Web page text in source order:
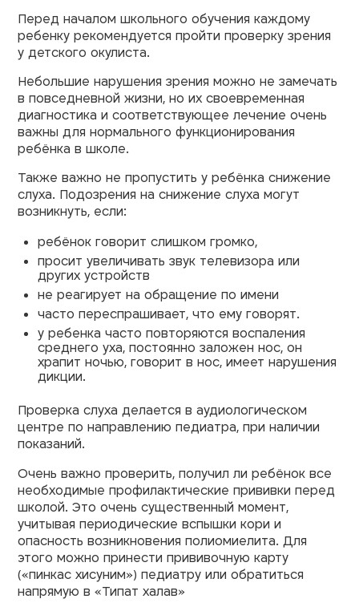
Перед началом школьного обучения каждому
ребенку рекомендуется пройти проверку зрения
у детского окулиста.
Небольшие нарушения зрения можно не замечать
в повседневной жизни, но их своевременная
диагностика и соответствующее лечение очень
важны для нормального функционирования
ребёнка в школе.
Также важно не пропустить у ребёнка снижение
слуха. Подозрения на снижение слуха могут
возникнуть, если:
ребёнок говорит слишком громко,
просит увеличивать звук телевизора или
других устройств
не реагирует на обращение по имени
часто переспрашивает, что ему говорят.
у ребенка часто повторяются воспаления
среднего уха, постоянно заложен нос, он
храпит ночью, говорит в нос, имеет нарушения
дикции.
Проверка слуха делается в аудиологическом
центре по направлению педиатра, при наличии
показаний.
Очень важно проверить, получил ли ребёнок все
необходимые профилактические прививки перед
школой. Это очень существенный момент,
учитывая периодические вспышки кори и
опасность возникновения полиомиелита. Для
этого можно принести прививочную карту
(«пинкас хисуним») педиатру или обратиться
напрямую в «Типат халав»